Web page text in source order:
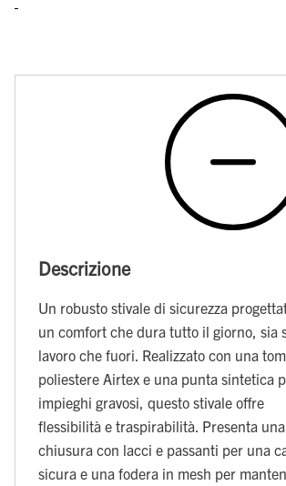
Descrizione
Un robusto stivale di sicurezza
un comfort che dura tutto il giorno, sia
lavoro che fuori. Realizzato con una
poliestere Airtex e una punta sintetica
impieghi gravosi, questo stivale offre
flessibilità e traspirabilità. Presenta una
chiusura con lacci e passanti per una
sicura e una fodera in mesh per